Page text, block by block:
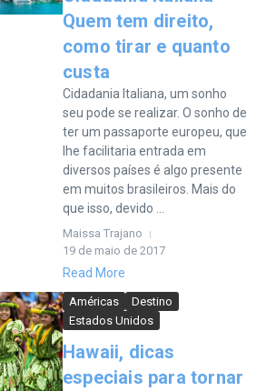
Quem tem direito,
como tirar e quanto
custa
Cidadania Italiana, um sonho
seu pode se realizar. O sonho de
ter um passaporte europeu, que
lhe facilitaria entrada em
diversos países é algo presente
em muitos brasileiros. Mais do
que isso, devido ...
Maissa Trajano
19 de maio de 2017
Read More
Américas
Destino
Estados Unidos
Hawaii, dicas
especiais para tornar